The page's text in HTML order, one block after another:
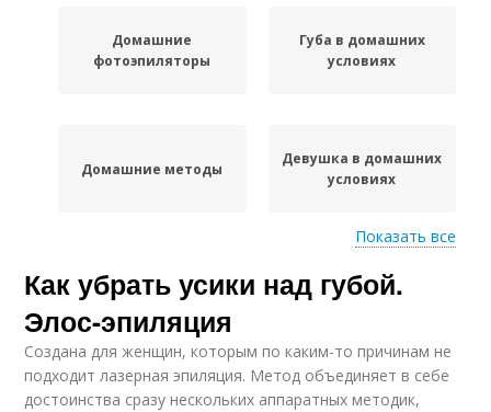
Домашние
фотоэпиляторы
Губа в домашних
условиях
Домашние методы
Девушка в домашних
условиях
Женские усики
Показать все
Как убрать усики над губой.
Элос-эпиляция
Создана для женщин, которым по каким-то причинам не
подходит лазерная эпиляция. Метод объединяет в себе
достоинства сразу нескольких аппаратных методик,